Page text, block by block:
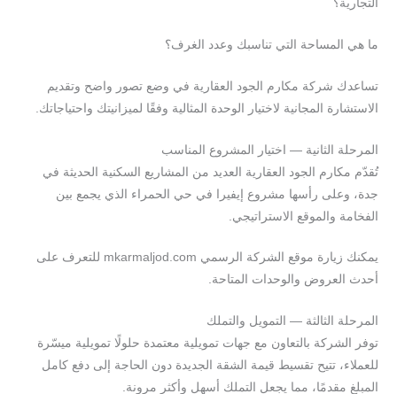
التجارية؟
ما هي المساحة التي تناسبك وعدد الغرف؟
تساعدك شركة مكارم الجود العقارية في وضع تصور واضح وتقديم
الاستشارة المجانية لاختيار الوحدة المثالية وفقًا لميزانيتك واحتياجاتك.
المرحلة الثانية — اختيار المشروع المناسب
تُقدّم مكارم الجود العقارية العديد من المشاريع السكنية الحديثة في
جدة، وعلى رأسها مشروع إيفيرا في حي الحمراء الذي يجمع بين
الفخامة والموقع الاستراتيجي.
يمكنك زيارة موقع الشركة الرسمي mkarmaljod.com للتعرف على
أحدث العروض والوحدات المتاحة.
المرحلة الثالثة — التمويل والتملك
توفر الشركة بالتعاون مع جهات تمويلية معتمدة حلولًا تمويلية ميسّرة
للعملاء، تتيح تقسيط قيمة الشقة الجديدة دون الحاجة إلى دفع كامل
المبلغ مقدمًا، مما يجعل التملك أسهل وأكثر مرونة.